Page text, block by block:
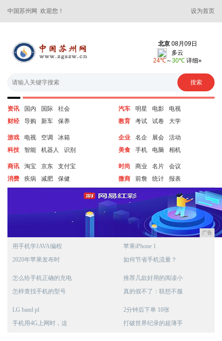
中国苏州网 欢迎您！ 设为首页
资讯 国内 国际
社会
财经
导购 新车 保养
汽车 明星 电影
电视
教育
考试 试卷 大学
游戏 电视 空调
冰箱
科技
智能 机器人 识别
企业 名企 展会
活动
美食
手机 电脑 相机
商讯 淘宝 京东
支付宝
消费
疾病 减肥 保健
时尚 商业 名片
会议
微商
前詹 统计 报表
广告
用手机学JAVA编程
2020年苹果发布时
苹果iPhone 1
如何节省手机流量？
怎么给手机正确的充电
怎样查找手机的型号
推荐几款好用的阅读小
真的假不了：联想不服
LG band pl
手机用4G上网时，这
2分钟后下单 10张
打破世界纪录的超薄手